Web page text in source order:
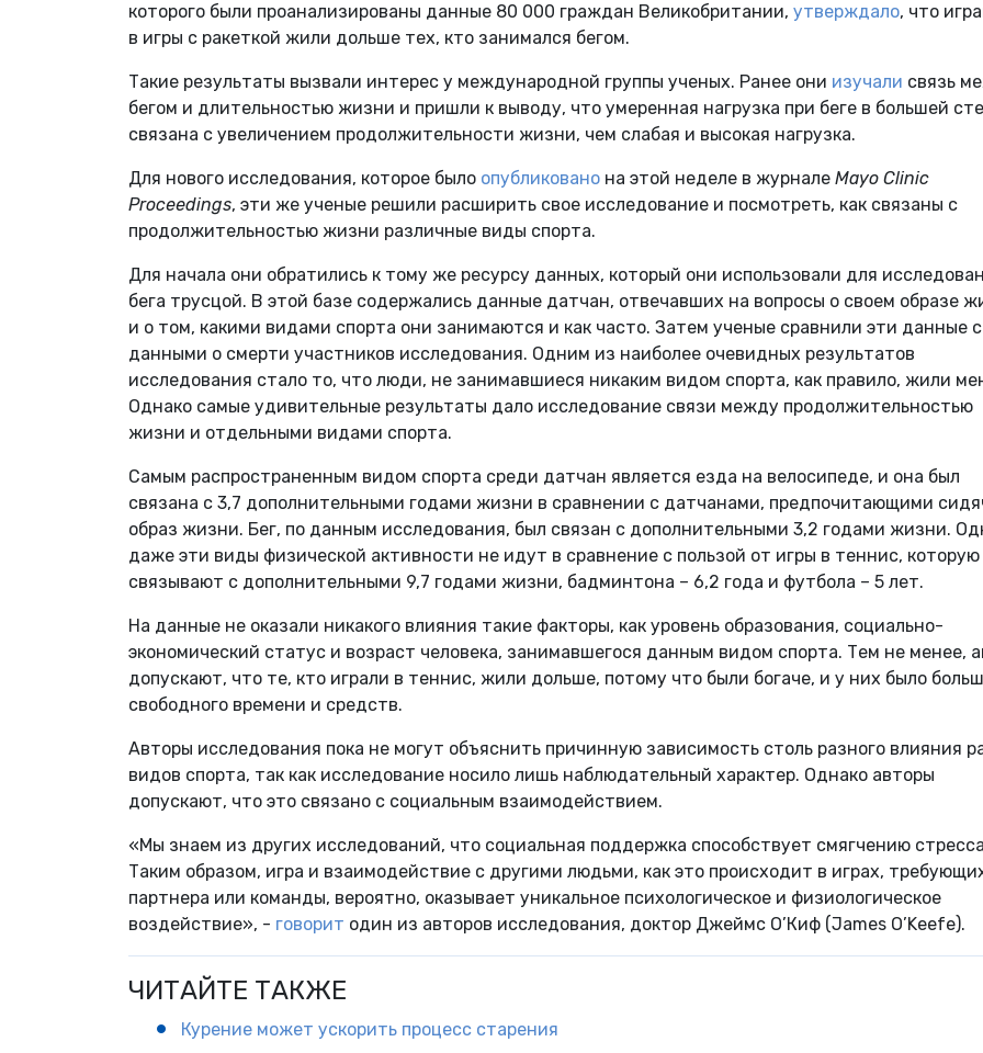
которого были проанализированы данные 80 000 граждан Великобритании, утверждало, что
в игры с ракеткой жили дольше тех, кто занимался бегом.
Такие результаты вызвали интерес у международной группы ученых. Ранее они изучали связь
бегом и длительностью жизни и пришли к выводу, что умеренная нагрузка при беге в большей
связана с увеличением продолжительности жизни, чем слабая и высокая нагрузка.
Для нового исследования, которое было опубликовано на этой неделе в журнале Mayo Clinic
Proceedings, эти же ученые решили расширить свое исследование и посмотреть, как связаны с
продолжительностью жизни различные виды спорта.
Для начала они обратились к тому же ресурсу данных, который они использовали для
бега трусцой. В этой базе содержались данные датчан, отвечавших на вопросы о своем образе
и о том, какими видами спорта они занимаются и как часто. Затем ученые сравнили эти данные с
данными о смерти участников исследования. Одним из наиболее очевидных результатов
исследования стало то, что люди, не занимавшиеся никаким видом спорта, как правило, жили
Однако самые удивительные результаты дало исследование связи между продолжительностью
жизни и отдельными видами спорта.
Самым распространенным видом спорта среди датчан является езда на велосипеде, и она был
связана с 3,7 дополнительными годами жизни в сравнении с датчанами, предпочитающими
образ жизни. Бег, по данным исследования, был связан с дополнительными 3,2 годами жизни.
даже эти виды физической активности не идут в сравнение с пользой от игры в теннис, которую
связывают с дополнительными 9,7 годами жизни, бадминтона – 6,2 года и футбола – 5 лет.
На данные не оказали никакого влияния такие факторы, как уровень образования, социально-
экономический статус и возраст человека, занимавшегося данным видом спорта. Тем не менее,
допускают, что те, кто играли в теннис, жили дольше, потому что были богаче, и у них было
свободного времени и средств.
Авторы исследования пока не могут объяснить причинную зависимость столь разного влияния
видов спорта, так как исследование носило лишь наблюдательный характер. Однако авторы
допускают, что это связано с социальным взаимодействием.
«Мы знаем из других исследований, что социальная поддержка способствует смягчению
Таким образом, игра и взаимодействие с другими людьми, как это происходит в играх,
партнера или команды, вероятно, оказывает уникальное психологическое и физиологическое
воздействие», - говорит один из авторов исследования, доктор Джеймс О’Киф (James O’Keefe).
ЧИТАЙТЕ ТАКЖЕ
Курение может ускорить процесс старения